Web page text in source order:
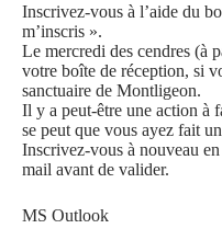
Inscrivez-vous à l’aide du
m’inscris ».
Le mercredi des cendres (à
votre boîte de réception, si
sanctuaire de Montligeon.
Il y a peut-être une action à
se peut que vous ayez fait
Inscrivez-vous à nouveau
mail avant de valider.
MS Outlook